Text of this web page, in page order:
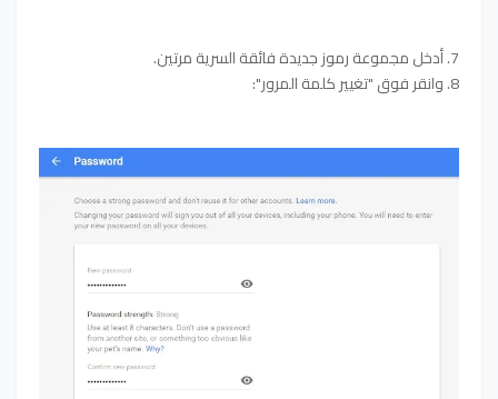
7. أدخل مجموعة رموز جديدة فائقة السرية مرتين.
8. وانقر فوق "تغيير كلمة المرور":